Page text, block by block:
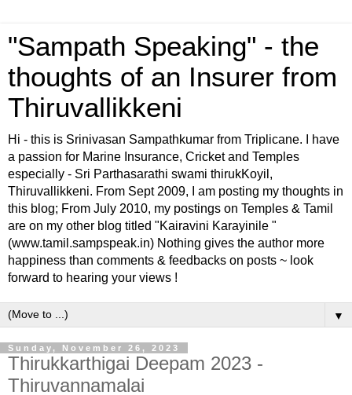
"Sampath Speaking" - the
thoughts of an Insurer from
Thiruvallikkeni
Hi - this is Srinivasan Sampathkumar from Triplicane. I have
a passion for Marine Insurance, Cricket and Temples
especially - Sri Parthasarathi swami thirukKoyil,
Thiruvallikkeni. From Sept 2009, I am posting my thoughts in
this blog; From July 2010, my postings on Temples & Tamil
are on my other blog titled "Kairavini Karayinile "
(www.tamil.sampspeak.in) Nothing gives the author more
happiness than comments & feedbacks on posts ~ look
forward to hearing your views !
▼
Sunday, November 26, 2023
Thirukkarthigai Deepam 2023 -
Thiruvannamalai